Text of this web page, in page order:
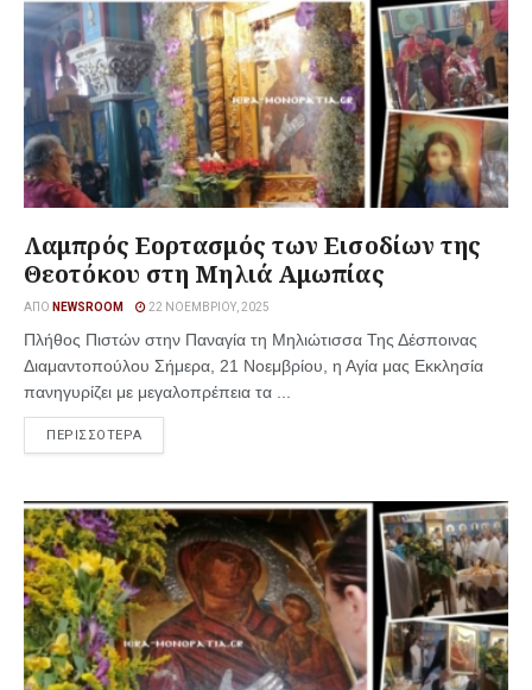
Λαμπρός Εορτασμός των Εισοδίων της
Θεοτόκου στη Μηλιά Αμωπίας
ΑΠΌ NEWSROOM 22 ΝΟΕΜΒΡΊΟΥ, 2025
Πλήθος Πιστών στην Παναγία τη Μηλιώτισσα Της Δέσποινας
Διαμαντοπούλου Σήμερα, 21 Νοεμβρίου, η Αγία μας Εκκλησία
πανηγυρίζει με μεγαλοπρέπεια τα ...
ΠΕΡΙΣΣΟΤΕΡΑ